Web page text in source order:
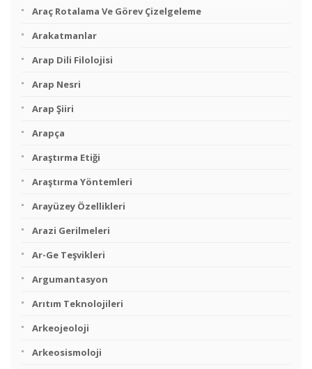
Araç Rotalama Ve Görev Çizelgeleme
Arakatmanlar
Arap Dili Filolojisi
Arap Nesri
Arap Şiiri
Arapça
Araştırma Etiği
Araştırma Yöntemleri
Arayüzey Özellikleri
Arazi Gerilmeleri
Ar-Ge Teşvikleri
Argumantasyon
Arıtım Teknolojileri
Arkeojeoloji
Arkeosismoloji